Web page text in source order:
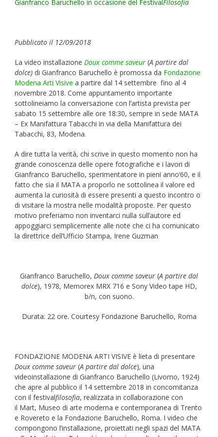
Gianfranco Baruchello in occasione del Festival Filosofia
Pubblicato il 12/09/2018
La video installazione Doux comme saveur (A partire dal
dolce) di Gianfranco Baruchello è promossa da Fondazione
Modena Arti Visive a partire dal 14 settembre fino al 4
novembre 2018. Come appuntamento importante
sottolineiamo la conversazione con l’artista prevista per
sabato 15 settembre alle ore 18:30, sempre in sede MATA
– Ex Manifattura Tabacchi in via della Manifattura dei
Tabacchi, 83, Modena.
A dire tutta la verità, chi scrive in questo momento non ha
grande conoscenza delle opere fotografiche e i lavori di
Gianfranco Baruchello, sperimentatore in pieni anno’60, e il
fatto che sia il MATA a proporlo ne sottolinea il valore ed
aumenta la curiosità di essere presenti a questo incontro o
di visitare la mostra nelle modalità proposte. Per questo
motivo preferiamo non inventarci nulla sull’autore ed
appoggiarci semplicemente alle note che ci ha comunicato
la direttrice dell’Ufficio Stampa, Irene Guzman
Gianfranco Baruchello, Doux comme saveur (A partire dal
dolce), 1978, Memorex MRX 716 e Sony Video tape HD,
b/n, con suono.
Durata: 22 ore. Courtesy Fondazione Baruchello, Roma
FONDAZIONE MODENA ARTI VISIVE è lieta di presentare
Doux comme saveur (A partire dal dolce), una
videoinstallazione di Gianfranco Baruchello (Livorno, 1924)
che apre al pubblico il 14 settembre 2018 in concomitanza
con il festivalfilosofia, realizzata in collaborazione con
il Mart, Museo di arte moderna e contemporanea di Trento
e Rovereto e la Fondazione Baruchello, Roma. I video che
compongono l’installazione, proiettati negli spazi del MATA